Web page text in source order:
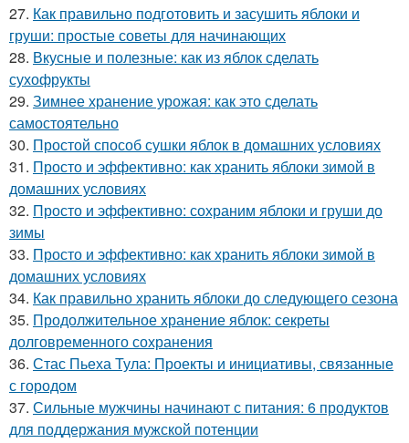
27. Как правильно подготовить и засушить яблоки и
груши: простые советы для начинающих
28. Вкусные и полезные: как из яблок сделать
сухофрукты
29. Зимнее хранение урожая: как это сделать
самостоятельно
30. Простой способ сушки яблок в домашних условиях
31. Просто и эффективно: как хранить яблоки зимой в
домашних условиях
32. Просто и эффективно: сохраним яблоки и груши до
зимы
33. Просто и эффективно: как хранить яблоки зимой в
домашних условиях
34. Как правильно хранить яблоки до следующего сезона
35. Продолжительное хранение яблок: секреты
долговременного сохранения
36. Стас Пьеха Тула: Проекты и инициативы, связанные
с городом
37. Сильные мужчины начинают с питания: 6 продуктов
для поддержания мужской потенции